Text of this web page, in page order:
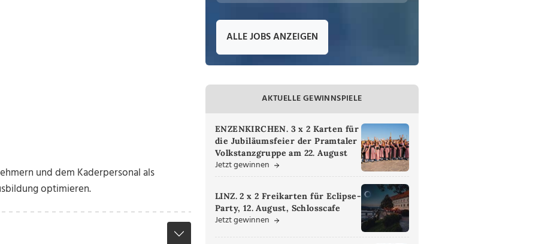
und dem Kaderpersonal als
optimieren.
ALLE JOBS ANZEIGEN
AKTUELLE GEWINNSPIELE
ENZENKIRCHEN. 3 x 2 Karten für
die Jubiläumsfeier der Pramtaler
Volkstanzgruppe am 22. August
Jetzt gewinnen
LINZ. 2 x 2 Freikarten für Eclipse-
Party, 12. August, Schlosscafe
Jetzt gewinnen